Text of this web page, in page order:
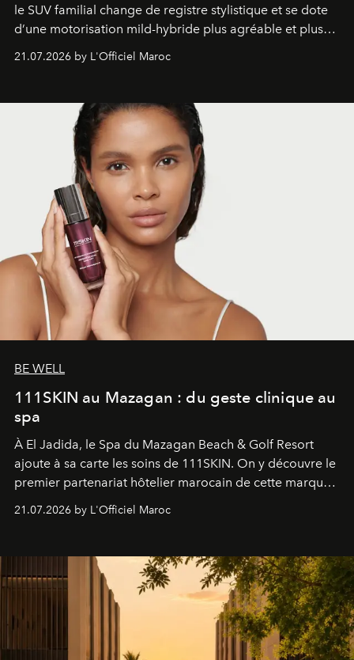
le SUV familial change de registre stylistique et se dote
d’une motorisation mild-hybride plus agréable et plus
économe. à n’en pas douter, le nouveau C5 Aircross a
gagné en maturité.
21.07.2026 by L'Officiel Maroc
BE WELL
111SKIN au Mazagan : du geste clinique au
spa
À El Jadida, le Spa du Mazagan Beach & Golf Resort
ajoute à sa carte les soins de 111SKIN. On y découvre le
premier partenariat hôtelier marocain de cette marque
britannique, née dans un cabinet de chirurgie plastique
londonien et construite depuis autour d'un actif breveté,
21.07.2026 by L'Officiel Maroc